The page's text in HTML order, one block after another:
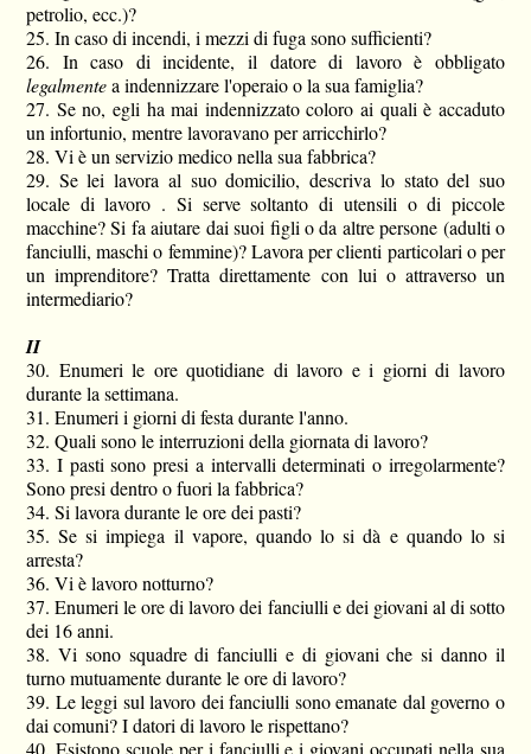
petrolio, ecc.)?
25. In caso di incendi, i mezzi di fuga sono sufficienti?
26. In caso di incidente, il datore di lavoro è obbligato
legalmentea indennizzare l'operaio o la sua famiglia?
27. Se no, egli ha mai indennizzato coloro ai quali è accaduto
un infortunio, mentre lavoravano per arricchirlo?
28. Vi è un servizio medico nella sua fabbrica?
29. Se lei lavora al suo domicilio, descriva lo stato del suo
locale di lavoro . Si serve soltanto di utensili o di piccole
macchine? Si fa aiutare dai suoi figli o da altre persone (adulti o
fanciulli, maschi o femmine)? Lavora per clienti particolari o per
un imprenditore? Tratta direttamente con lui o attraverso un
intermediario?
II
30. Enumeri le ore quotidiane di lavoro e i giorni di lavoro
durante la settimana.
31. Enumeri i giorni di festa durante l'anno.
32. Quali sono le interruzioni della giornata di lavoro?
33. I pasti sono presi a intervalli determinati o irregolarmente?
Sono presi dentro o fuori la fabbrica?
34. Si lavora durante le ore dei pasti?
35. Se si impiega il vapore, quando lo si dà e quando lo si
arresta?
36. Vi è lavoro notturno?
37. Enumeri le ore di lavoro dei fanciulli e dei giovani al di sotto
dei 16 anni.
38. Vi sono squadre di fanciulli e di giovani che si danno il
turno mutuamente durante le ore di lavoro?
39. Le leggi sul lavoro dei fanciulli sono emanate dal governo o
dai comuni? I datori di lavoro le rispettano?